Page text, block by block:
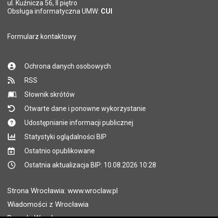
Pole wymagane
ul. Kuźnicza 56, II piętro
Obsługa informatyczna UMW: CUI
Formularz kontaktowy
Ochrona danych osobowych
RSS
Słownik skrótów
Otwarte dane i ponowne wykorzystanie
Udostępnianie informacji publicznej
Statystyki oglądalności BIP
Ostatnio opublikowane
Ostatnia aktualizacja BIP: 10.08.2026 10:28
Strona Wrocławia: www.wroclaw.pl
Wiadomości z Wrocławia